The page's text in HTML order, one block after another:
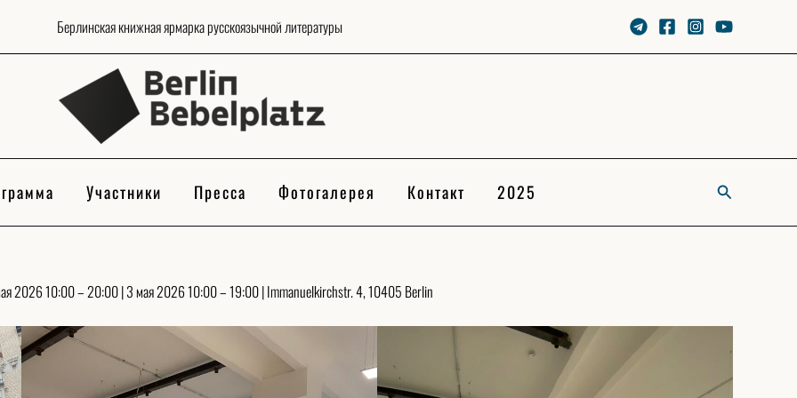
Берлинская книжная ярмарка русскоязычной литературы
Участники Пресса Фотогалерея Контакт 2025 Search
2026 10:00 – 20:00 | 3 мая 2026 10:00 – 19:00 | Immanuelkirchstr. 4, 10405 Berlin